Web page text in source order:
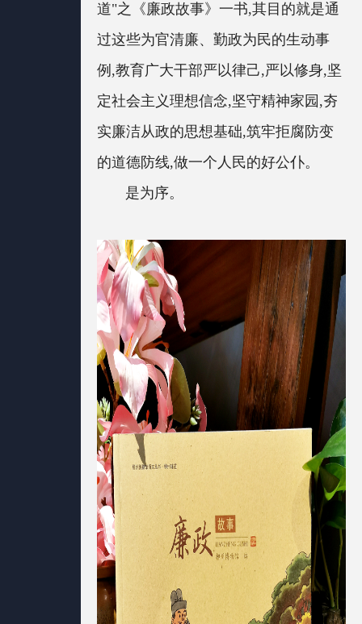
道"之《廉政故事》一书,其目的就是通
过这些为官清廉、勤政为民的生动事
例,教育广大干部严以律己,严以修身,坚
定社会主义理想信念,坚守精神家园,夯
实廉洁从政的思想基础,筑牢拒腐防变
的道德防线,做一个人民的好公仆。
是为序。